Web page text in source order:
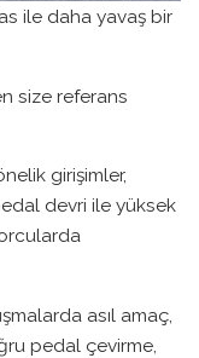
ile daha yavaş bir
size referans
girişimler,
devri ile yüksek
asıl amaç,
pedal çevirme,